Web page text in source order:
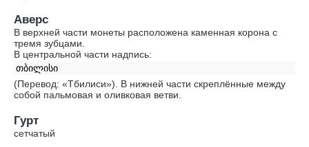
Аверс
В верхней части монеты расположена каменная корона с
тремя зубцами.
В центральной части надпись:
თბილისი
(Перевод: «Тбилиси»). В нижней части скреплённые между
собой пальмовая и оливковая ветви.
Гурт
сетчатый